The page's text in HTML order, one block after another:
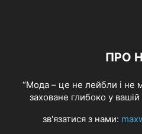
ПРО
“Мода – це не лейбли і не
заховане глибоко у
зв'язатися з нами: